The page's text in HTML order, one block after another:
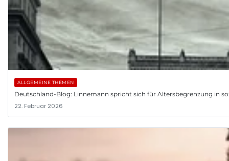
ALLGEMEINE THEMEN
Deutschland-Blog: Linnemann spricht sich für Altersbegrenzung in
22. Februar 2026